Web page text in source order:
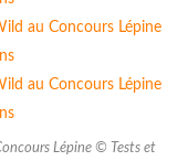
Lépine © Tests et